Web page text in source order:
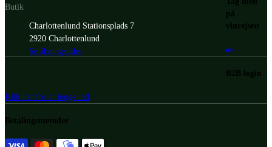
Butik
Charlottenlund Stationsplads 7
2920 Charlottenlund
Se åbningstider
på
vinrejsen
B2B login
Klik her for at logge ind
Betalingsmetoder